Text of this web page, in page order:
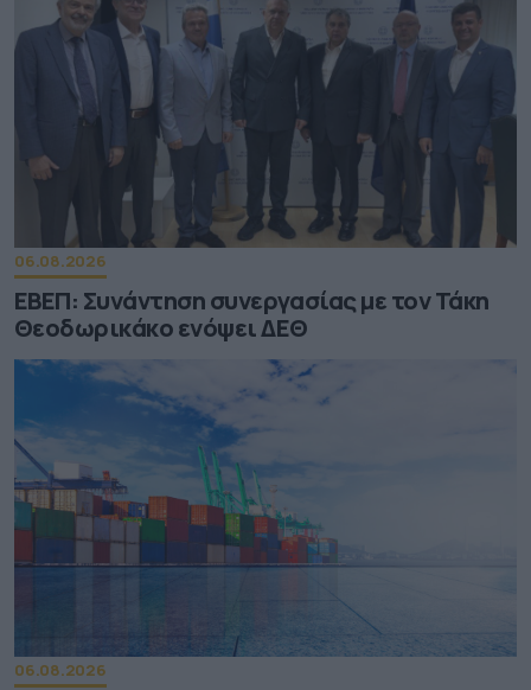
06.08.2026
ΕΒΕΠ: Συνάντηση συνεργασίας με τον Τάκη
Θεοδωρικάκο ενόψει ΔΕΘ
06.08.2026